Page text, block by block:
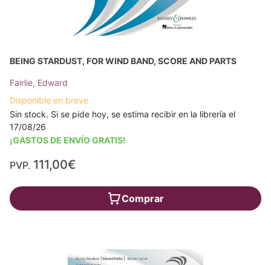
BEING STARDUST, FOR WIND BAND, SCORE AND PARTS
Fairlie, Edward
Disponible en breve
Sin stock. Si se pide hoy, se estima recibir en la librería el
17/08/26
¡GASTOS DE ENVÍO GRATIS!
PVP. 111,00€
Comprar